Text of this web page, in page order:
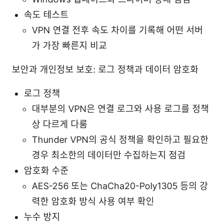
속도 테스트
VPN 연결 전후 속도 차이를 기록해 어떤 서버
가 가장 빠른지 비교
보안과 개인정보 보호: 로그 정책과 데이터 암호화
로그 정책
대부분의 VPN은 연결 로그와 사용 로그를 정책
상 다르게 다룸
Thunder VPN의 공식 정책을 확인하고 필요한
경우 최소한의 데이터만 수집하는지 점검
암호화 수준
AES-256 또는 ChaCha20-Poly1305 등의 강
력한 암호화 방식 사용 여부 확인
누수 방지